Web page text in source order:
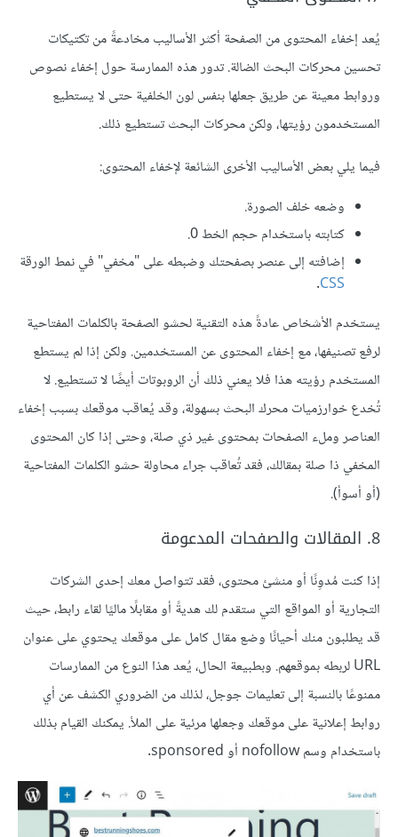
يُعد إخفاء المحتوى من الصفحة أكثر الأساليب مخادعةً من تكتيكات
تحسين محركات البحث الضالة. تدور هذه الممارسة حول إخفاء نصوص
وروابط معينة عن طريق جعلها بنفس لون الخلفية حتى لا يستطيع
المستخدمون رؤيتها، ولكن محركات البحث تستطيع ذلك.
فيما يلي بعض الأساليب الأخرى الشائعة لإخفاء المحتوى:
وضعه خلف الصورة.
كتابته باستخدام حجم الخط 0.
إضافته إلى عنصر بصفحتك وضبطه على "مخفي" في نمط الورقة
CSS
.
يستخدم الأشخاص عادةً هذه التقنية لحشو الصفحة بالكلمات المفتاحية
لرفع تصنيفها، مع إخفاء المحتوى عن المستخدمين. ولكن إذا لم يستطع
المستخدم رؤيته هذا فلا يعني ذلك أن الروبوتات أيضًا لا تستطيع. لا
تُخدع خوارزميات محرك البحث بسهولة، وقد يُعاقب موقعك بسبب إخفاء
العناصر وملء الصفحات بمحتوى غير ذي صلة، وحتى إذا كان المحتوى
المخفي ذا صلة بمقالك، فقد تُعاقب جراء محاولة حشو الكلمات المفتاحية
(أو أسوأ).
8. المقالات والصفحات المدعومة
إذا كنت مُدوِنًا أو منشئ محتوى، فقد تتواصل معك إحدى الشركات
التجارية أو المواقع التي ستقدم لك هديةً أو مقابلًا ماليًا لقاء رابط، حيث
قد يطلبون منك أحيانًا وضع مقال كامل على موقعك يحتوي على عنوان
URL لربطه بموقعهم. وبطبيعة الحال، يُعد هذا النوع من الممارسات
ممنوعًا بالنسبة إلى تعليمات جوجل، لذلك من الضروري الكشف عن أي
روابط إعلانية على موقعك وجعلها مرئية على الملأ. يمكنك القيام بذلك
باستخدام وسم nofollow أو sponsored.